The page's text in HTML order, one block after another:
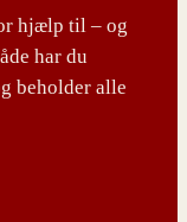
hjælp til – og
har du
beholder alle